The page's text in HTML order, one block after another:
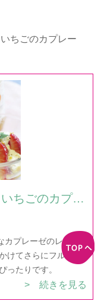
ちごのカプレー
ちごのカプレ
か村お料理
プレーゼのレシ
けてさらにフルーテ
ったりです。
> 続きを見る